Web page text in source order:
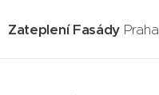
Zateplení Fasády Praha